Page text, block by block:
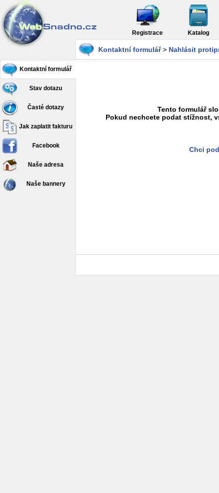
Registrace Katalog
Kontaktní formulář
Stav dotazu
Časté dotazy
Jak zaplatit fakturu
Facebook
Naše adresa
Naše bannery
Kontaktní formulář> Nahlásit
Tento formulář
Pokud nechcete podat stížnost,
Chci